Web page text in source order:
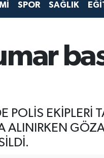
SPOR SAĞLIK
POLİS
ALINIRKEN